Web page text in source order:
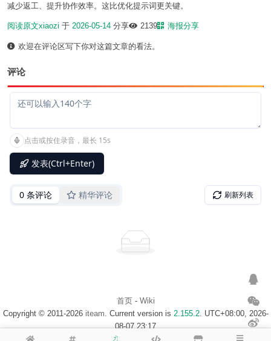
减少返工、提升协作效率。这比优化提示词更关键。
阅读原文xiaozi 于 2026-05-14 分享 2139 海报分享
欢迎在评论区写下你对这篇文章的看法。
评论
首页- Wiki
Copyright © 2011-2026 iteam. Current version is 2.155.2. UTC+08:00, 2026-
08-07 23:17
浙ICP备14020137号-1 $访客地图$